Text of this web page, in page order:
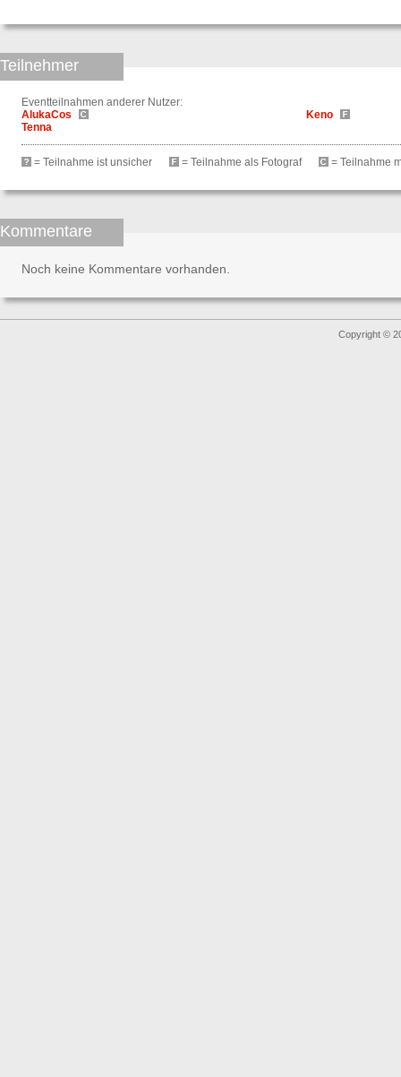
Teilnehmer
Eventteilnahmen anderer Nutzer:
AlukaCos
Keno
Tenna
= Teilnahme ist unsicher = Teilnahme als Fotograf = Teilnahme
Kommentare
Noch keine Kommentare vorhanden.
Copyright ©